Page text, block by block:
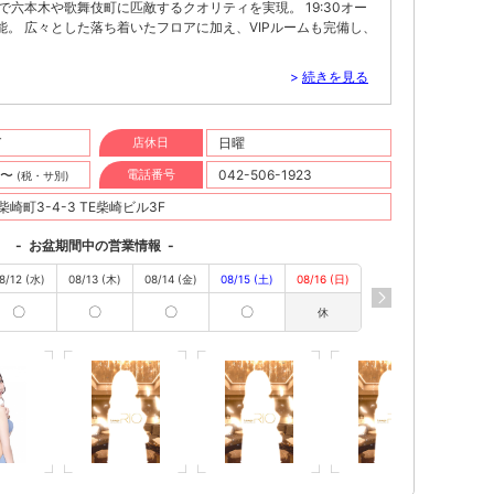
六本木や歌舞伎町に匹敵するクオリティを実現。 19:30オー
広々とした落ち着いたフロアに加え、VIPルームも完備し、
> 続きを見る
店休日
日曜
(税・サ別) 電話番号
042-506-1923
崎町3-4-3 TE柴崎ビル3F
- お盆期間中の営業情報 -
12 (水)
〇
08/13 (木)
〇
08/14 (金)
〇
08/15 (土)
〇
08/16 (日)
休